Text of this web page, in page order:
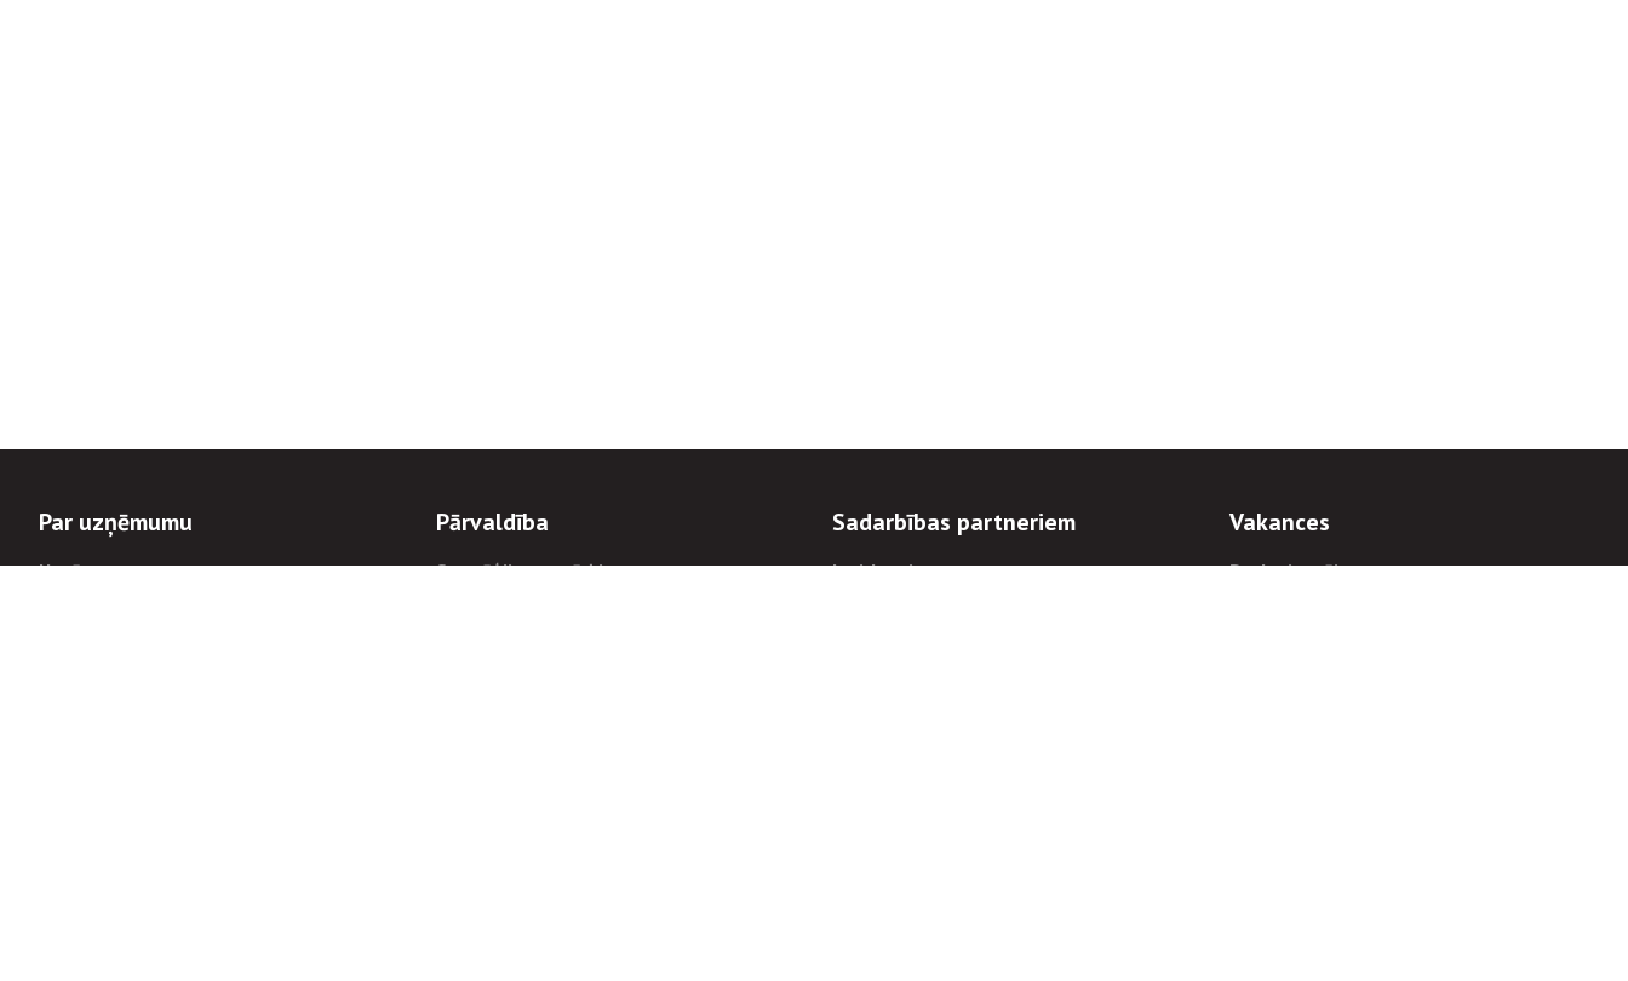
Par uzņēmumu
Uzņēmums
Pārvaldība
Stratēģija un mērķi
Sadarbības partneriem
Iepirkumi
Vakances
Darba iespējas